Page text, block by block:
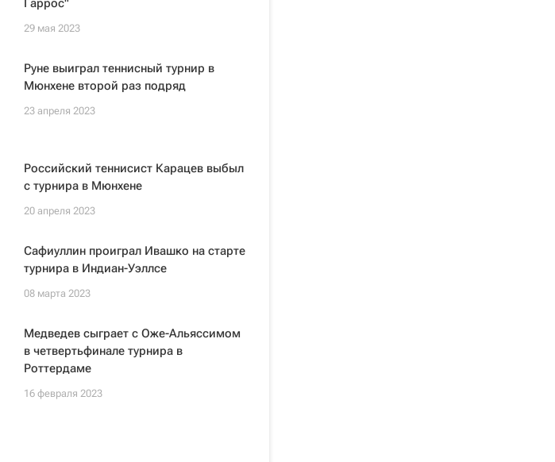
Гаррос"
29 мая 2023
Руне выиграл теннисный турнир в
Мюнхене второй раз подряд
23 апреля 2023
Российский теннисист Карацев выбыл
с турнира в Мюнхене
20 апреля 2023
Сафиуллин проиграл Ивашко на старте
турнира в Индиан-Уэллсе
08 марта 2023
Медведев сыграет с Оже-Альяссимом
в четвертьфинале турнира в
Роттердаме
16 февраля 2023